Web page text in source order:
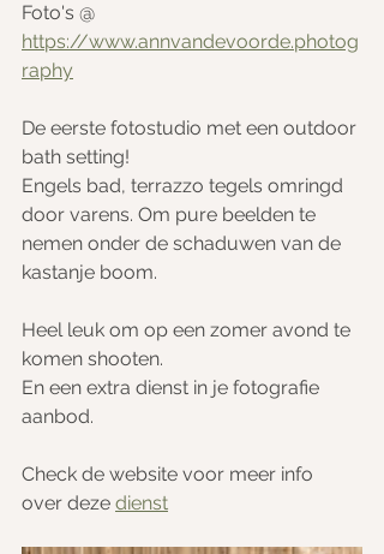
Foto's @
https://www.annvandevoorde.photog
raphy
De eerste fotostudio met een outdoor
bath setting!
Engels bad, terrazzo tegels omringd
door varens. Om pure beelden te
nemen onder de schaduwen van de
kastanje boom.
Heel leuk om op een zomer avond te
komen shooten.
En een extra dienst in je fotografie
aanbod.
Check de website voor meer info
over deze dienst